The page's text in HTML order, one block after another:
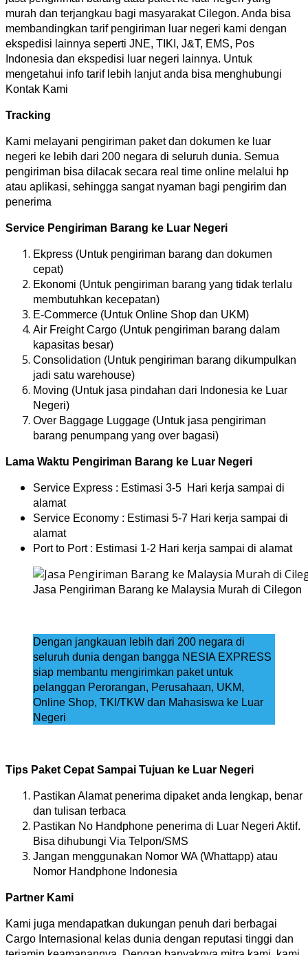
murah dan terjangkau bagi masyarakat Cilegon. Anda bisa
membandingkan tarif pengiriman luar negeri kami dengan
ekspedisi lainnya seperti JNE, TIKI, J&T, EMS, Pos
Indonesia dan ekspedisi luar negeri lainnya. Untuk
mengetahui info tarif lebih lanjut anda bisa menghubungi
Kontak Kami
Tracking
Kami melayani pengiriman paket dan dokumen ke luar
negeri ke lebih dari 200 negara di seluruh dunia. Semua
pengiriman bisa dilacak secara real time online melalui hp
atau aplikasi, sehingga sangat nyaman bagi pengirim dan
penerima
Service Pengiriman Barang ke Luar Negeri
Ekpress (Untuk pengiriman barang dan dokumen
cepat)
Ekonomi (Untuk pengiriman barang yang tidak terlalu
membutuhkan kecepatan)
E-Commerce (Untuk Online Shop dan UKM)
Air Freight Cargo (Untuk pengiriman barang dalam
kapasitas besar)
Consolidation (Untuk pengiriman barang dikumpulkan
jadi satu warehouse)
Moving (Untuk jasa pindahan dari Indonesia ke Luar
Negeri)
Over Baggage Luggage (Untuk jasa pengiriman
barang penumpang yang over bagasi)
Lama Waktu Pengiriman Barang ke Luar Negeri
Service Express : Estimasi 3-5 Hari kerja sampai di
alamat
Service Economy : Estimasi 5-7 Hari kerja sampai di
alamat
Port to Port : Estimasi 1-2 Hari kerja sampai di alamat
Jasa Pengiriman Barang ke Malaysia Murah di Cilegon
Dengan jangkauan lebih dari 200 negara di
seluruh dunia dengan bangga NESIA EXPRESS
siap membantu mengirimkan paket untuk
pelanggan Perorangan, Perusahaan, UKM,
Online Shop, TKI/TKW dan Mahasiswa ke Luar
Negeri
Tips Paket Cepat Sampai Tujuan ke Luar Negeri
Pastikan Alamat penerima dipaket anda lengkap, benar
dan tulisan terbaca
Pastikan No Handphone penerima di Luar Negeri Aktif.
Bisa dihubungi Via Telpon/SMS
Jangan menggunakan Nomor WA (Whattapp) atau
Nomor Handphone Indonesia
Partner Kami
Kami juga mendapatkan dukungan penuh dari berbagai
Cargo Internasional kelas dunia dengan reputasi tinggi dan